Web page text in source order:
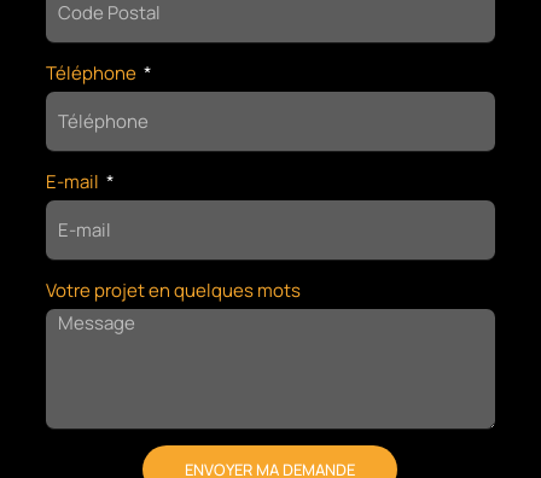
Téléphone
E-mail
Votre projet en quelques mots
ENVOYER MA DEMANDE